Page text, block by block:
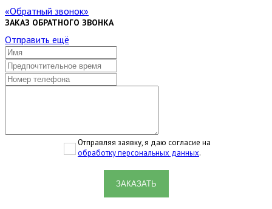
Обратный звонок
ЗАКАЗ ОБРАТНОГО ЗВОНКА
Отправить ещё
Отправляя заявку, я даю согласие на
обработку персональных данных.
ЗАКАЗАТЬ